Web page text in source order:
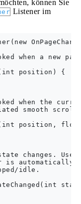
können Sie
Listener im
when a new
position) {
when the
smooth
position,
changes.
is automatically
idle.